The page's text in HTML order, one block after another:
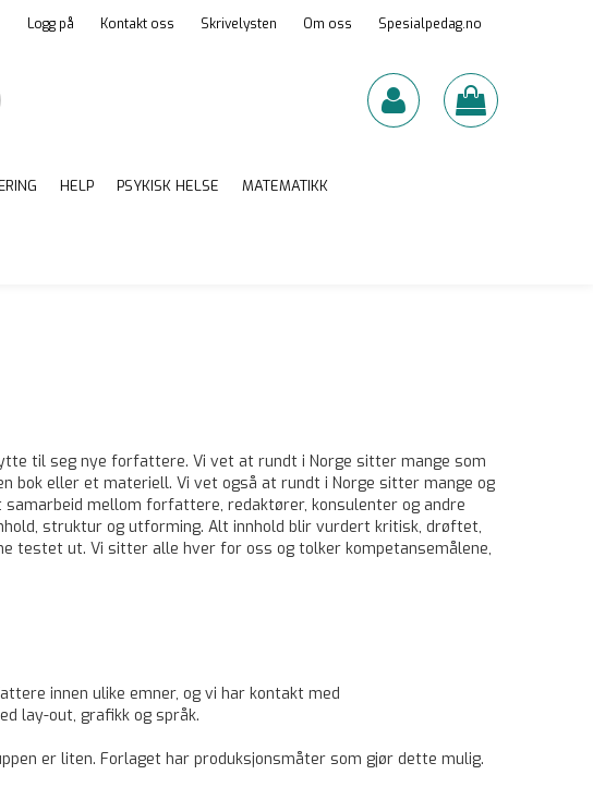
Logg på Kontakt oss Skrivelysten Om oss Spesialpedag.no
HELP PSYKISK HELSE MATEMATIKK
til seg nye forfattere. Vi vet at rundt i Norge sitter mange som
bok eller et materiell. Vi vet også at rundt i Norge sitter mange og
mellom forfattere, redaktører, konsulenter og andre
struktur og utforming. Alt innhold blir vurdert kritisk, drøftet,
testet ut. Vi sitter alle hver for oss og tolker kompetansemålene,
innen ulike emner, og vi har kontakt med
lay-out, grafikk og språk.
er liten. Forlaget har produksjonsmåter som gjør dette mulig.